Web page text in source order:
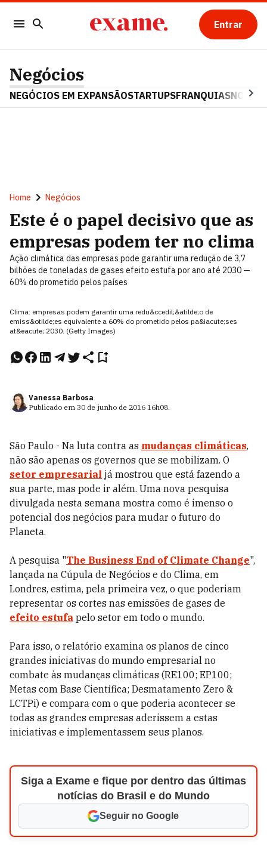
Entrar
Negócios
NEGÓCIOS EM EXPANSÃOSTARTUPSFRANQUIAS
Home Negócios
Este é o papel decisivo que as
empresas podem ter no clima
Ação climática das empresas pode garantir uma redução de 3,7
bilhões de toneladas de gases efeito estufa por ano até 2030 —
60% do prometido pelos países
Clima: empresas podem garantir uma redu&ccedil;&atilde;o de
emiss&otilde;es equivalente a 60% do prometido pelos pa&iacute;ses
at&eacute; 2030. (Getty Images)
Vanessa Barbosa
Publicado em 30 de junho de 2016 16h08.
São Paulo - Na luta contra as mudanças climáticas,
não são apenas os governos que se mobilizam. O
setor empresarial já mostrou que está fazendo a
sua parte, mas pode ir além. Uma nova pesquisa
divulgada nesta semana mostra como é imenso o
potencial dos negócios para mudar o futuro do
Planeta.
A pesquisa "The Business End of Climate Change",
lançada na Cúpula de Negócios e do Clima, em
Londres, estima, pela primeira vez, o que poderiam
representar os cortes nas emissões de gases de
efeito estufa pelo setor em todo o mundo.
Para isso, o relatório examina os planos de cinco
grandes iniciativas do mundo empresarial no
combate às mudanças climáticas (RE100; EP100;
Metas com Base Científica; Desmatamento Zero &
LCTPi) e compara com o que poderia acontecer se
todas as grandes empresas aderissem a estas
iniciativas e implementassem seus planos.
Siga a Exame e fique por dentro das últimas
notícias do Brasil e do Mundo
Seguir no Google